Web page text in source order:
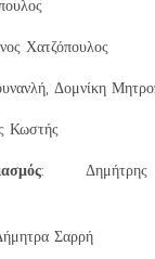
Χατζόπουλος
Δομνίκη
Κωστής
: Δημήτρης
Σαρρή